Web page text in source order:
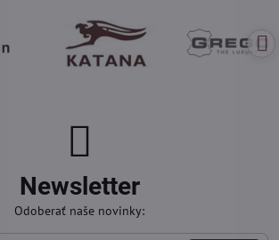
Newsletter
Odoberať naše novinky: